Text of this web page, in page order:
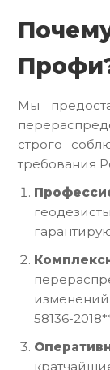
Мы
строго
требования
58136-